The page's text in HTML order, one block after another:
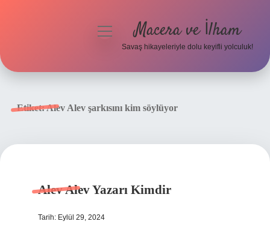
menüyüMacera ve İlham
Savaş hikayeleriyle dolu keyifli yolculuk!
Etiket:Alev Alev şarkısını kim söylüyor
Alev Alev Yazarı Kimdir
Tarih: Eylül 29, 2024